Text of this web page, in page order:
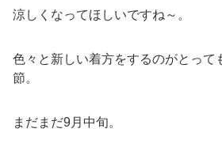
涼しくなってほしいですね～。
色々と新しい着方をするのがとって
節。
まだまだ9月中旬。